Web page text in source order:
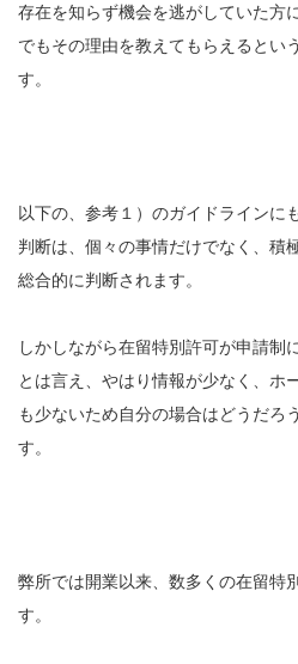
存在を知らず機会を逃がしていた方
でもその理由を教えてもらえるとい
す。
以下の、参考１）のガイドラインに
判断は、個々の事情だけでなく、積
総合的に判断されます。
しかしながら在留特別許可が申請制
とは言え、やはり情報が少なく、ホ
も少ないため自分の場合はどうだろ
す。
弊所では開業以来、数多くの在留特
す。